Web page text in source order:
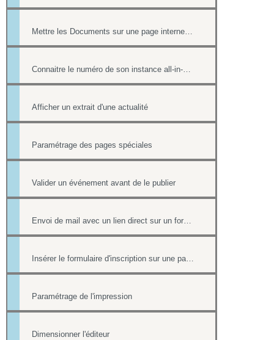
Mettre les Documents sur une page internet ou intranet
Connaitre le numéro de son instance all-in-web ou le numéro d'une page
Afficher un extrait d'une actualité
Paramétrage des pages spéciales
Valider un événement avant de le publier
Envoi de mail avec un lien direct sur un formulaire, pré-rempli avec les informations du contact
Insérer le formulaire d'inscription sur une page
Paramétrage de l'impression
Dimensionner l'éditeur